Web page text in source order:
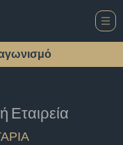
Εταιρεία